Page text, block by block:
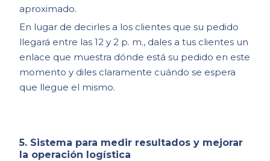
aproximado.
En lugar de decirles a los clientes que su pedido
llegará entre las 12 y 2 p. m., dales a tus clientes un
enlace que muestra dónde está su pedido en este
momento y diles claramente cuándo se espera
que llegue el mismo.
5. Sistema para medir resultados y mejorar
la operación logística